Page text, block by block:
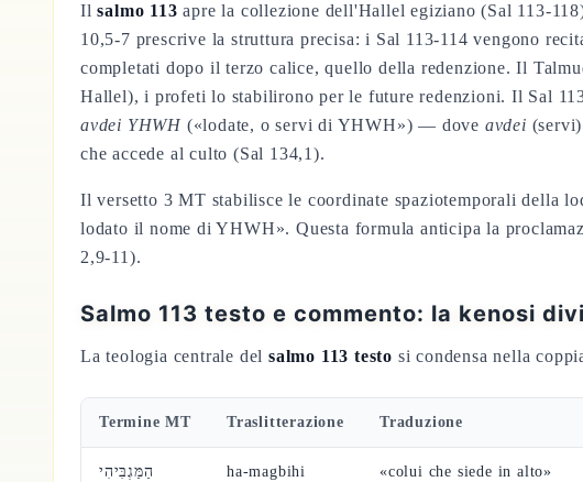
Ilsalmo 113 apre la collezione dell'Hallel egiziano (Sal 113-
10,5-7 prescrive la struttura precisa: i Sal 113-114 vengono
completati dopo il terzo calice, quello della redenzione. Il
Hallel), i profeti lo stabilirono per le future redenzioni. Il Sal
avdei YHWH («lodate, o servi di YHWH») — dove avdei
che accede al culto (Sal 134,1).
Il versetto 3 MT stabilisce le coordinate spaziotemporali della
lodato il nome di YHWH». Questa formula anticipa la
2,9-11).
Salmo 113 testo e commento: la kenosi
La teologia centrale del salmo 113 testo si condensa nella
Termine MT Traslitterazione Traduzione
הַמַּגְבִּיהִי ha-magbihi «colui che siede in alto»